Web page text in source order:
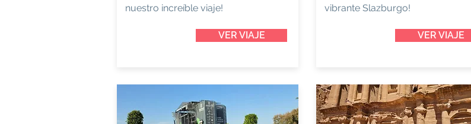
nuestro increíble viaje!
VER VIAJE
vibrante Slazburgo!
VER VIAJE